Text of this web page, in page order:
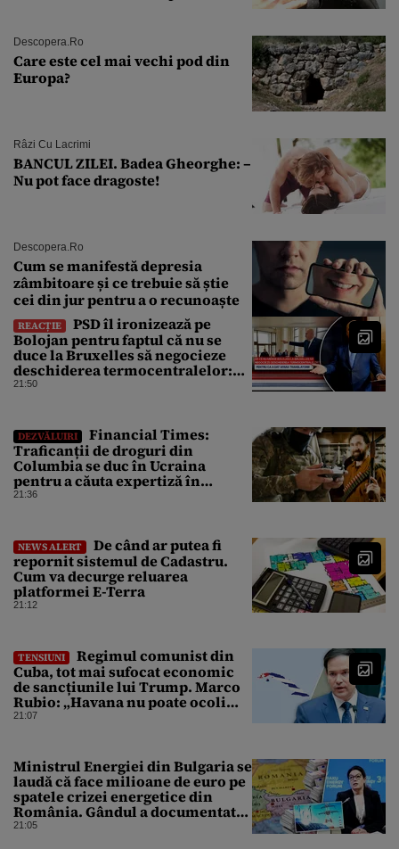
Descopera.ro
Care este cel mai vechi pod din
Europa?
Râzi Cu Lacrimi
BANCUL ZILEI. Badea Gheorghe: –
Nu pot face dragoste!
Descopera.ro
Cum se manifestă depresia
zâmbitoare și ce trebuie să știe
cei din jur pentru a o recunoaște
REACȚIE
PSD îl ironizează pe
Bolojan pentru faptul că nu se
duce la Bruxelles să negocieze
deschiderea termocentralelor:
„Pentru că a dat afară
21:50
DEZVĂLUIRI
Financial Times:
Traficanții de droguri din
Columbia se duc în Ucraina
pentru a căuta expertiză în
domeniul dronelor
21:36
NEWS ALERT
De când ar putea fi
repornit sistemul de Cadastru.
Cum va decurge reluarea
platformei E-Terra
21:12
TENSIUNI
Regimul comunist din
Cuba, tot mai sufocat economic
de sancțiunile lui Trump. Marco
Rubio: „Havana nu poate ocoli
sancțiunile prin mimat reforme”
21:07
Ministrul Energiei din Bulgaria se
laudă că face milioane de euro pe
spatele crizei energetice din
România. Gândul a documentat
cazul
21:05